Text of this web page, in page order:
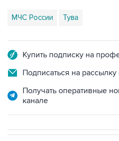
МЧС России Тува
Купить подписку на
Подписаться на
Получать оперативные
канале